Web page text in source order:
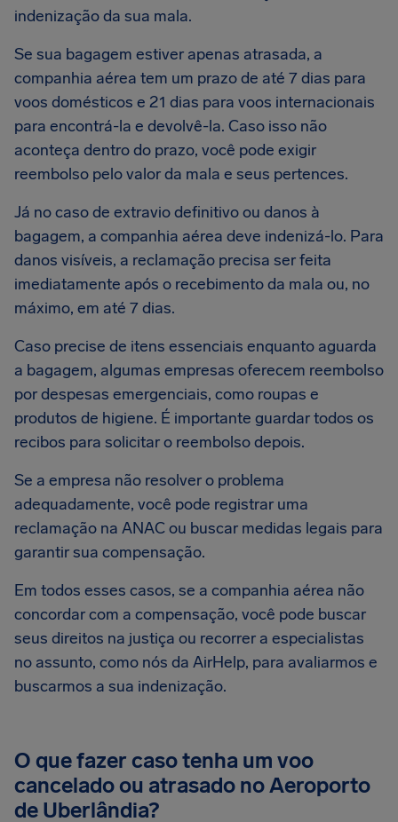
indenização da sua mala.
Se sua bagagem estiver apenas atrasada, a
companhia aérea tem um prazo de até 7 dias para
voos domésticos e 21 dias para voos internacionais
para encontrá-la e devolvê-la. Caso isso não
aconteça dentro do prazo, você pode exigir
reembolso pelo valor da mala e seus pertences.
Já no caso de extravio definitivo ou danos à
bagagem, a companhia aérea deve indenizá-lo. Para
danos visíveis, a reclamação precisa ser feita
imediatamente após o recebimento da mala ou, no
máximo, em até 7 dias.
Caso precise de itens essenciais enquanto aguarda
a bagagem, algumas empresas oferecem reembolso
por despesas emergenciais, como roupas e
produtos de higiene. É importante guardar todos os
recibos para solicitar o reembolso depois.
Se a empresa não resolver o problema
adequadamente, você pode registrar uma
reclamação na ANAC ou buscar medidas legais para
garantir sua compensação.
Em todos esses casos, se a companhia aérea não
concordar com a compensação, você pode buscar
seus direitos na justiça ou recorrer a especialistas
no assunto, como nós da AirHelp, para avaliarmos e
buscarmos a sua indenização.
O que fazer caso tenha um voo
cancelado ou atrasado no Aeroporto
de Uberlândia?